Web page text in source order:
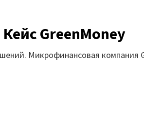
GreenMoney
Микрофинансовая компания